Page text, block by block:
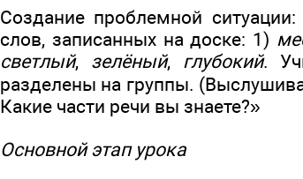
Создание проблемной
слов, записанных на доске: 1)
светлый, зелёный, глубокий.
разделены на группы.
Какие части речи вы знаете?»
Основной этап урока